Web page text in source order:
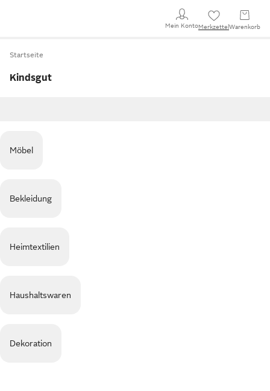
Mein KontoMerkzettel Warenkorb
Startseite
Kindsgut
Möbel
Bekleidung
Heimtextilien
Haushaltswaren
Dekoration